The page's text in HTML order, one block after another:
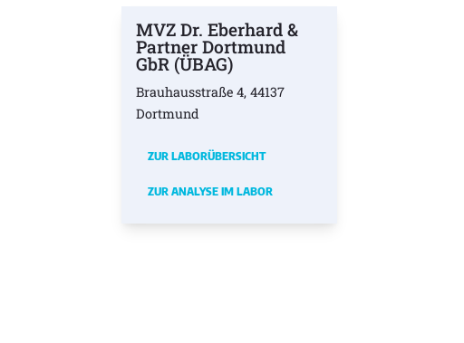
MVZ Dr. Eberhard &
Partner Dortmund
GbR (ÜBAG)
Brauhausstraße 4, 44137
Dortmund
ZUR LABORÜBERSICHT
ZUR ANALYSE IM LABOR